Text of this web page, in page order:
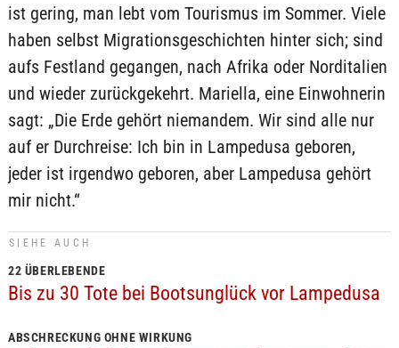
ist gering, man lebt vom Tourismus im Sommer. Viele
haben selbst Migrationsgeschichten hinter sich; sind
aufs Festland gegangen, nach Afrika oder Norditalien
und wieder zurückgekehrt. Mariella, eine Einwohnerin
sagt: „Die Erde gehört niemandem. Wir sind alle nur
auf er Durchreise: Ich bin in Lampedusa geboren,
jeder ist irgendwo geboren, aber Lampedusa gehört
mir nicht.“
SIEHE AUCH
22 ÜBERLEBENDE
Bis zu 30 Tote bei Bootsunglück vor Lampedusa
ABSCHRECKUNG OHNE WIRKUNG